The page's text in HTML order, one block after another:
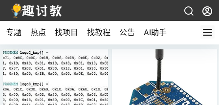
专题 热点 找项目 找教程 公告 AI助手